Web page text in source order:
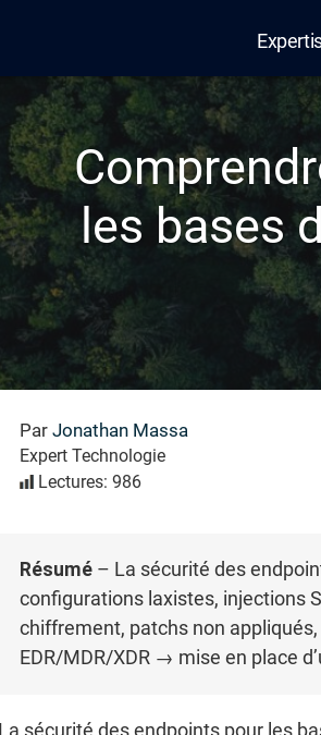
les bases
Par Jonathan Massa
Expert Technologie
Lectures: 986
Résumé – La sécurité des
configurations laxistes, injections
chiffrement, patchs non
EDR/MDR/XDR → mise en place
La sécurité des endpoints pour les